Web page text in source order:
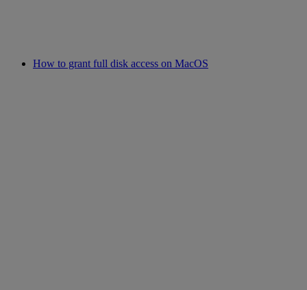
How to grant full disk access on MacOS